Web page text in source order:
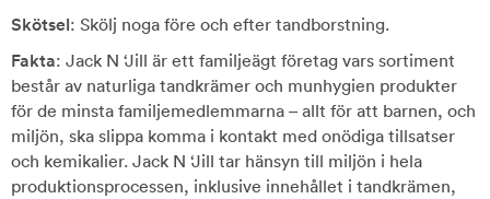
Skötsel: Skölj noga före och efter tandborstning.
Fakta: Jack N ‘Jill är ett familjeägt företag vars sortiment
består av naturliga tandkrämer och munhygien produkter
för de minsta familjemedlemmarna – allt för att barnen, och
miljön, ska slippa komma i kontakt med onödiga tillsatser
och kemikalier. Jack N ‘Jill tar hänsyn till miljön i hela
produktionsprocessen, inklusive innehållet i tandkrämen,